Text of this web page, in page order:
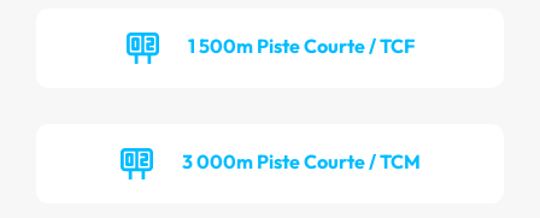
1 500m Piste Courte / TCF
3 000m Piste Courte / TCM